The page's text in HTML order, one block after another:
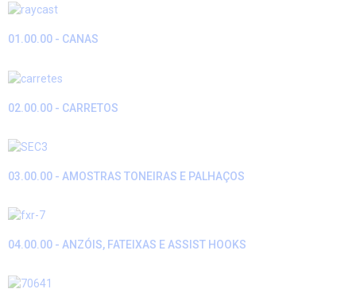
01.00.00 - CANAS
02.00.00 - CARRETOS
03.00.00 - AMOSTRAS TONEIRAS E PALHAÇOS
04.00.00 - ANZÓIS, FATEIXAS E ASSIST HOOKS